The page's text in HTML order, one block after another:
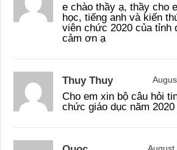
e chào thầy ạ, thầy cho
học, tiếng anh và kiến
viên chức 2020 của tỉnh
cảm ơn ạ
Thuy Thuy
Cho em xin bộ câu hỏi
chức giáo dục năm